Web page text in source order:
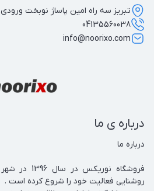
درباره ی ما
تبریز سه راه امین پاساژ نوبخت ورودی
04135560038
info@noorixo.com